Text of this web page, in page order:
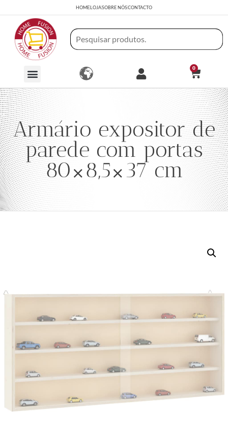
HOMELOJASOBRE NÓSCONTACTO
0
Armário expositor de
parede com portas
80×8,5×37 cm